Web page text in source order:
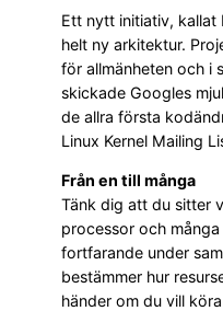
Ett nytt initiativ, kallat
helt ny arkitektur.
för allmänheten och i
skickade Googles
de allra första
Linux Kernel Mailing
Från en till många
Tänk dig att du sitter
processor och
fortfarande under
bestämmer hur
händer om du vill